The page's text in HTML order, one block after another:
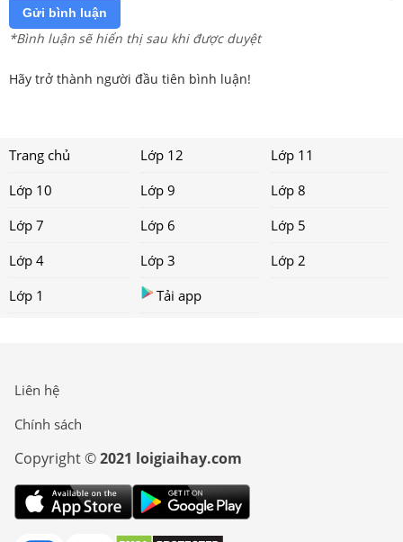
Gửi bình luận
*Bình luận sẽ hiển thị sau khi được duyệt
Hãy trở thành người đầu tiên bình luận!
Trang chủ Lớp 12
Lớp 11
Lớp 10
Lớp 9
Lớp 8
Lớp 7
Lớp 6
Lớp 5
Lớp 4
Lớp 3
Lớp 2
Lớp 1
Tải app
Liên hệ
Chính sách
Copyright ©2021 loigiaihay.com